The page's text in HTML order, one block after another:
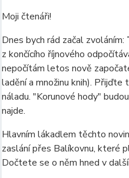
Moji čtenáři!
Dnes bych rád začal zvoláním:
z končícího říjnového
nepočítám letos nově
ladění a množinu knih).
náladu. "Korunové hody"
najde.
Hlavním lákadlem těchto
zaslání přes Balíkovnu, které
Dočtete se o něm hned v